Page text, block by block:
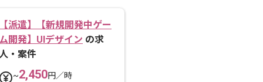
派遣】【新規開発中ゲー
開発】UIデザイン の求
・案件
~2,450円／時